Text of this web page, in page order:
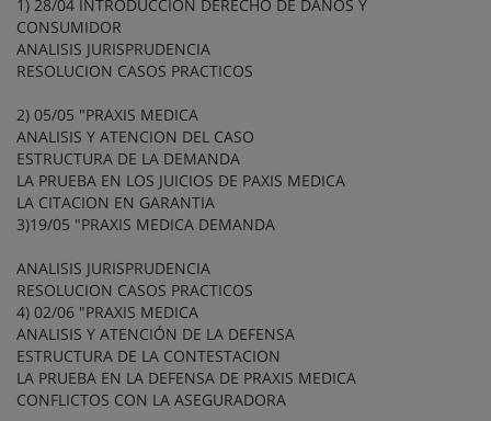
1) 28/04 INTRODUCCION DERECHO DE DAÑOS Y
CONSUMIDOR
ANALISIS JURISPRUDENCIA
RESOLUCION CASOS PRACTICOS
2) 05/05 "PRAXIS MEDICA
ANALISIS Y ATENCION DEL CASO
ESTRUCTURA DE LA DEMANDA
LA PRUEBA EN LOS JUICIOS DE PAXIS MEDICA
LA CITACION EN GARANTIA
3)19/05 "PRAXIS MEDICA DEMANDA
ANALISIS JURISPRUDENCIA
RESOLUCION CASOS PRACTICOS
4) 02/06 "PRAXIS MEDICA
ANALISIS Y ATENCIÓN DE LA DEFENSA
ESTRUCTURA DE LA CONTESTACION
LA PRUEBA EN LA DEFENSA DE PRAXIS MEDICA
CONFLICTOS CON LA ASEGURADORA